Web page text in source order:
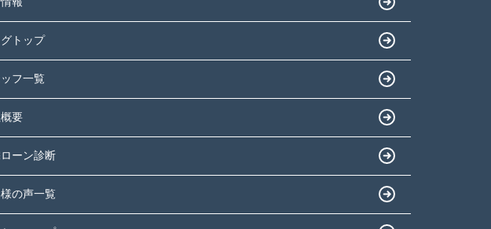
トップ
フ一覧
要
ーン診断
の声一覧